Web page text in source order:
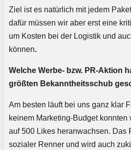
Ziel ist es natürlich mit jedem
dafür müssen wir aber erst eine
um Kosten bei der Logistik und
können.
Welche Werbe- bzw. PR-Aktion
größten Bekanntheitsschub
Am besten läuft bei uns ganz klar
keinem Marketing-Budget konnten
auf 500 Likes heranwachsen. Das
sozialer Renner und wird auch